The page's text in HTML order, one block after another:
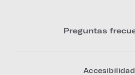
Preguntas
Accesibilidad